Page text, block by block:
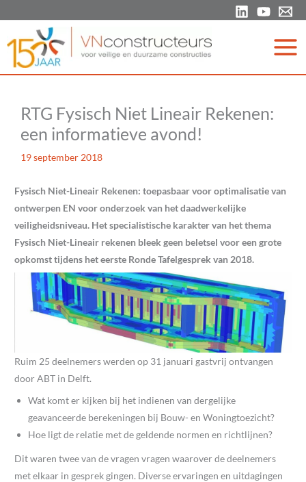
de
inhoud
RTG Fysisch Niet Lineair Rekenen:
een informatieve avond!
19 september 2018
Fysisch Niet-Lineair Rekenen: toepasbaar voor optimalisatie van
ontwerpen EN voor onderzoek van het daadwerkelijke
veiligheidsniveau. Het specialistische karakter van het thema
Fysisch Niet-Lineair rekenen bleek geen beletsel voor een grote
opkomst tijdens het eerste Ronde Tafelgesprek van 2018.
Ruim 25 deelnemers werden op 31 januari gastvrij ontvangen
door ABT in Delft.
Wat komt er kijken bij het indienen van dergelijke
geavanceerde berekeningen bij Bouw- en Woningtoezicht?
Hoe ligt de relatie met de geldende normen en richtlijnen?
Dit waren twee van de vragen vragen waarover de deelnemers
met elkaar in gesprek gingen. Diverse ervaringen en uitdagingen